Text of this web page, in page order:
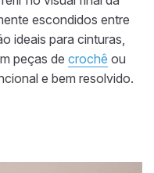
escondidos entre
ideais para cinturas,
peças de crochê ou
e bem resolvido.